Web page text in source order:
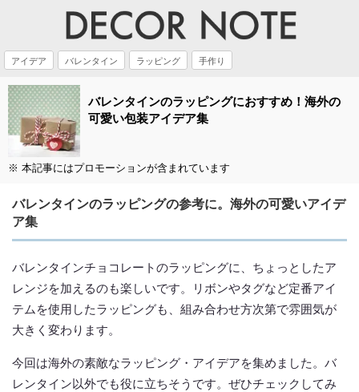
アイデア バレンタイン ラッピング 手作り
バレンタインのラッピングにおすすめ！海外の
可愛い包装アイデア集
※ 本記事にはプロモーションが含まれています
バレンタインのラッピングの参考に。海外の可愛いアイデ
ア集
バレンタインチョコレートのラッピングに、ちょっとしたア
レンジを加えるのも楽しいです。リボンやタグなど定番アイ
テムを使用したラッピングも、組み合わせ方次第で雰囲気が
大きく変わります。
今回は海外の素敵なラッピング・アイデアを集めました。バ
レンタイン以外でも役に立ちそうです。ぜひチェックしてみ